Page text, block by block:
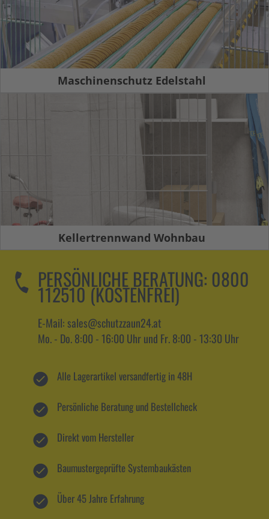
Maschinenschutz Edelstahl
Kellertrennwand Wohnbau
PERSÖNLICHE BERATUNG: 0800
112510 (KOSTENFREI)
E-Mail: sales@schutzzaun24.at
Mo. - Do. 8:00 - 16:00 Uhr und Fr. 8:00 - 13:30 Uhr
Alle Lagerartikel versandfertig in 48H
Persönliche Beratung und Bestellcheck
Direkt vom Hersteller
Baumustergeprüfte Systembaukästen
Über 45 Jahre Erfahrung